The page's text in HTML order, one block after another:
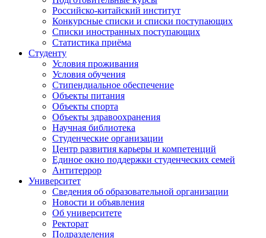
Российско-китайский институт
Конкурсные списки и списки поступающих
Списки иностранных поступающих
Статистика приёма
Студенту
Условия проживания
Условия обучения
Стипендиальное обеспечение
Объекты питания
Объекты спорта
Объекты здравоохранения
Научная библиотека
Студенческие организации
Центр развития карьеры и компетенций
Единое окно поддержки студенческих семей
Антитеррор
Университет
Сведения об образовательной организации
Новости и объявления
Об университете
Ректорат
Подразделения